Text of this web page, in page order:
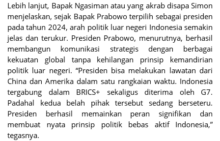
Lebih lanjut, Bapak Ngasiman atau yang akrab disapa Simon
menjelaskan, sejak Bapak Prabowo terpilih sebagai presiden
pada tahun 2024, arah politik luar negeri Indonesia semakin
jelas dan terukur. Presiden Prabowo, menurutnya, berhasil
membangun komunikasi strategis dengan berbagai
kekuatan global tanpa kehilangan prinsip kemandirian
politik luar negeri. “Presiden bisa melakukan lawatan dari
China dan Amerika dalam satu rangkaian waktu. Indonesia
tergabung dalam BRICS+ sekaligus diterima oleh G7.
Padahal kedua belah pihak tersebut sedang berseteru.
Presiden berhasil memainkan peran signifikan dan
membuat nyata prinsip politik bebas aktif Indonesia,”
tegasnya.